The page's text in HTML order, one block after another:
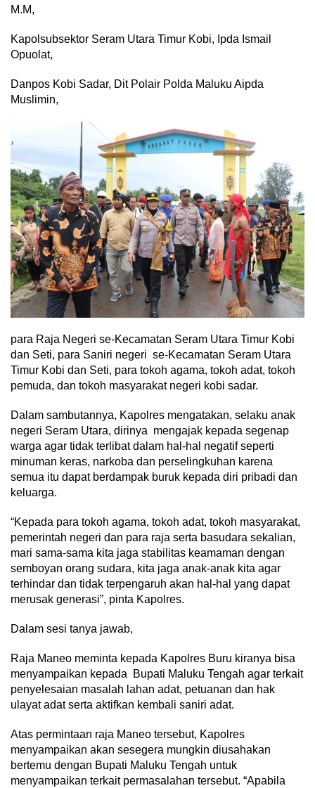
M.M,
Kapolsubsektor Seram Utara Timur Kobi, Ipda Ismail
Opuolat,
Danpos Kobi Sadar, Dit Polair Polda Maluku Aipda
Muslimin,
para Raja Negeri se-Kecamatan Seram Utara Timur Kobi
dan Seti, para Saniri negeri se-Kecamatan Seram Utara
Timur Kobi dan Seti, para tokoh agama, tokoh adat, tokoh
pemuda, dan tokoh masyarakat negeri kobi sadar.
Dalam sambutannya, Kapolres mengatakan, selaku anak
negeri Seram Utara, dirinya mengajak kepada segenap
warga agar tidak terlibat dalam hal-hal negatif seperti
minuman keras, narkoba dan perselingkuhan karena
semua itu dapat berdampak buruk kepada diri pribadi dan
keluarga.
“Kepada para tokoh agama, tokoh adat, tokoh masyarakat,
pemerintah negeri dan para raja serta basudara sekalian,
mari sama-sama kita jaga stabilitas keamaman dengan
semboyan orang sudara, kita jaga anak-anak kita agar
terhindar dan tidak terpengaruh akan hal-hal yang dapat
merusak generasi”, pinta Kapolres.
Dalam sesi tanya jawab,
Raja Maneo meminta kepada Kapolres Buru kiranya bisa
menyampaikan kepada Bupati Maluku Tengah agar terkait
penyelesaian masalah lahan adat, petuanan dan hak
ulayat adat serta aktifkan kembali saniri adat.
Atas permintaan raja Maneo tersebut, Kapolres
menyampaikan akan sesegera mungkin diusahakan
bertemu dengan Bupati Maluku Tengah untuk
menyampaikan terkait permasalahan tersebut. “Apabila